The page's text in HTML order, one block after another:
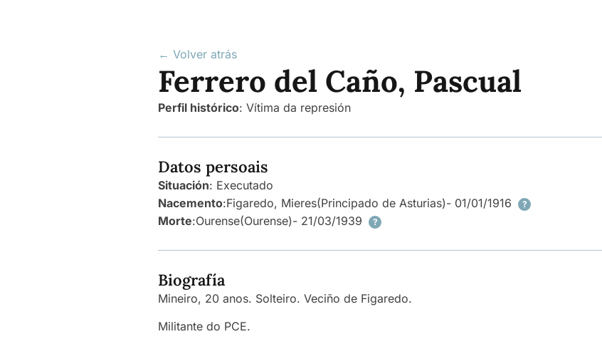
← Volver atrás
Ferrero del Caño, Pascual
Perfil histórico: Vítima da represión
Datos persoais
Situación: Executado
Nacemento:Figaredo, Mieres(Principado de Asturias)- 01/01/1916 ?
Morte:Ourense(Ourense)- 21/03/1939 ?
Biografía
Mineiro, 20 anos. Solteiro. Veciño de Figaredo.
Militante do PCE.